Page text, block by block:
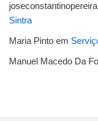
Sintra
Maria Pinto em
Manuel Macedo Da